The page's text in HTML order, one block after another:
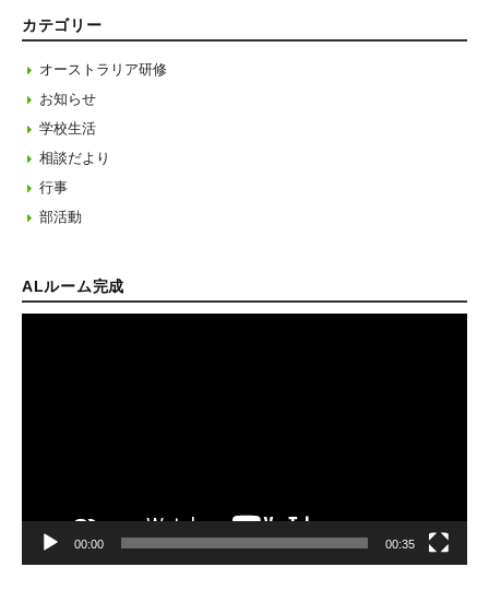
カテゴリー
オーストラリア研修
お知らせ
学校生活
相談だより
行事
部活動
ALルーム完成
00:00 00:35